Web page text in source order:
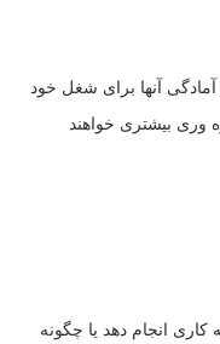
آنها برای شغل خود
وری بیشتری خواهند
کاری انجام دهد یا چگونه